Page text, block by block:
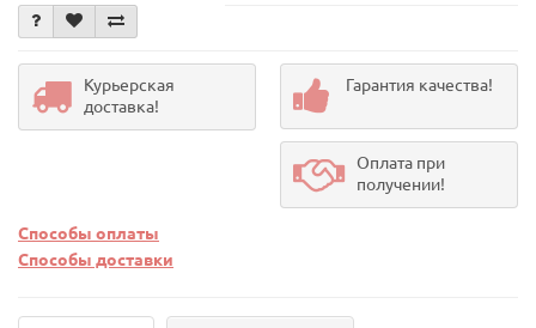
Курьерская
доставка!
Гарантия качества!
Оплата при
получении!
Способы оплаты
Способы доставки